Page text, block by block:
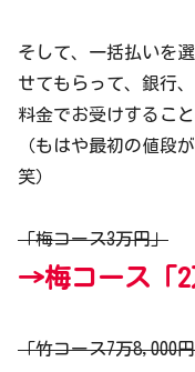
そして、一括払いを
せてもらって、銀行
料金でお受けするこ
（もはや最初の値段
笑）
「梅コース3万円」
→梅コース「2
「竹コース7万8,000